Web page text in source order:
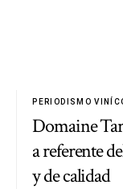
PERIODISMO
Domaine
a referente
y de calidad